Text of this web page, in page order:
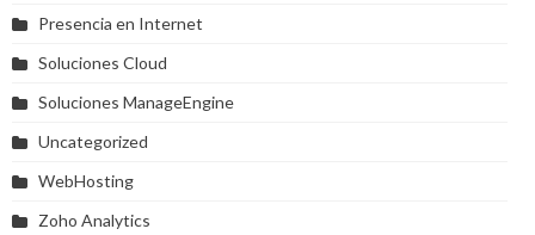
Presencia en Internet
Soluciones Cloud
Soluciones ManageEngine
Uncategorized
WebHosting
Zoho Analytics